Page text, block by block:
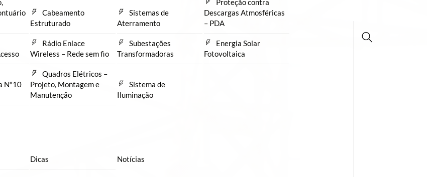
Cabeamento
Estruturado
Sistemas de
Aterramento
Proteção contra
Descargas Atmosféricas
– PDA
Rádio Enlace
Wireless – Rede sem fio
Subestações
Transformadoras
Energia Solar
Fotovoltaica
Nº10
Quadros Elétricos –
Projeto, Montagem e
Manutenção
Sistema de
Iluminação
Dicas Notícias